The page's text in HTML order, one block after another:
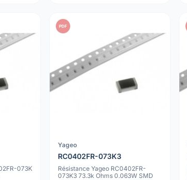
073K
PDF
Yageo
RC0402FR-073K3
Résistance Yageo RC0402FR-
073K3 73.3k Ohms 0.063W SMD